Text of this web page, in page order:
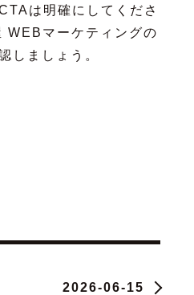
は明確にしてくださ
WEBマーケティングの
しましょう。
2026-06-15